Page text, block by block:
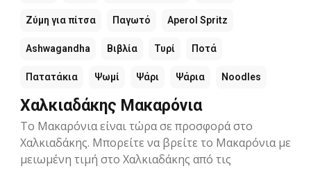
Ζύμη για πίτσα Παγωτό Aperol Spritz
Ashwagandha Βιβλία Τυρί Ποτά
Πατατάκια Ψωμί Ψάρι Ψάρια Noodles
Χαλκιαδάκης Μακαρόνια
Το Μακαρόνια είναι τώρα σε προσφορά στο
Χαλκιαδάκης. Μπορείτε να βρείτε το Μακαρόνια με
μειωμένη τιμή στο Χαλκιαδάκης από τις